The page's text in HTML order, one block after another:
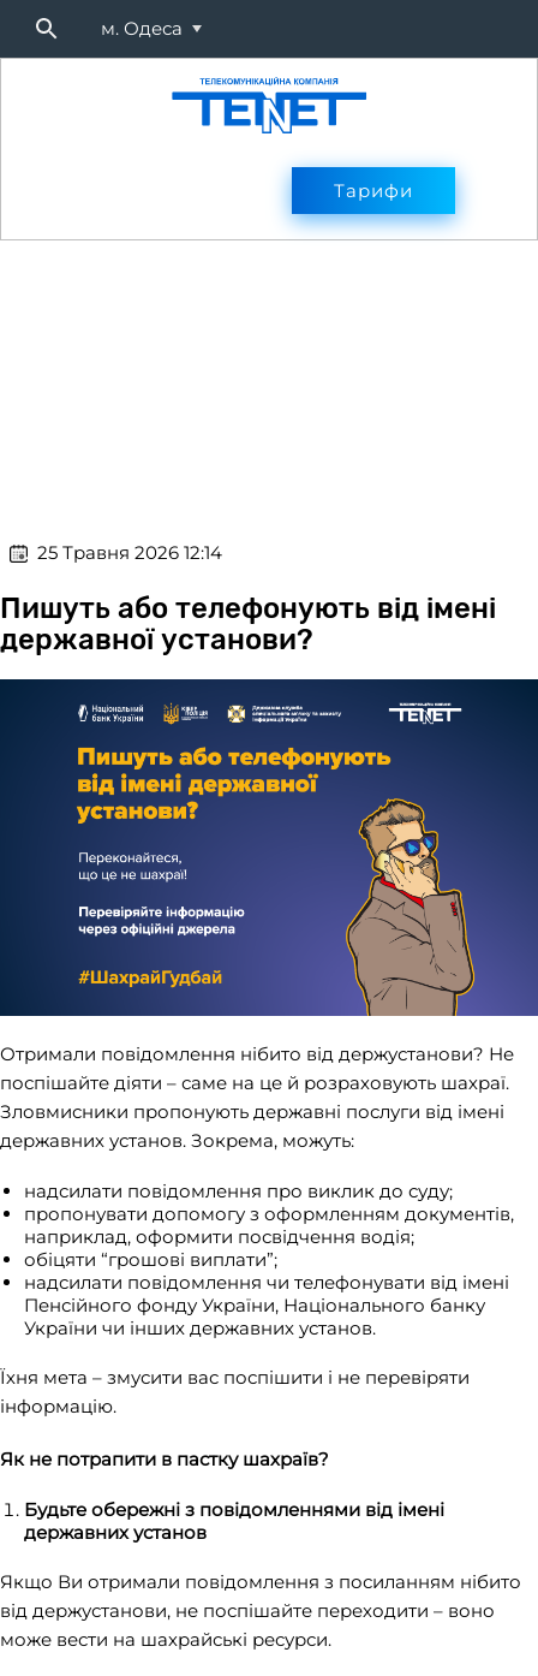
м. Одеса
Оплата
Тарифи
​​ 25 Травня 2026 12:14
Пишуть або телефонують від імені
державної установи?
Отримали повідомлення нібито від держустанови? Не
поспішайте діяти – саме на це й розраховують шахраї.
Зловмисники пропонують державні послуги від імені
державних установ. Зокрема, можуть:
надсилати повідомлення про виклик до суду;
пропонувати допомогу з оформленням документів,
наприклад, оформити посвідчення водія;
обіцяти “грошові виплати”;
надсилати повідомлення чи телефонувати від імені
Пенсійного фонду України, Національного банку
України чи інших державних установ.
Їхня мета – змусити вас поспішити і не перевіряти
інформацію.
Як не потрапити в пастку шахраїв?
Будьте обережні з повідомленнями від імені
державних установ
Якщо Ви отримали повідомлення з посиланням нібито
від держустанови, не поспішайте переходити – воно
може вести на шахрайські ресурси.